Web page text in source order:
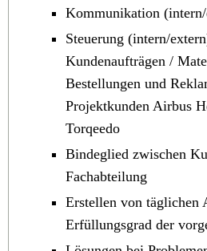
Kommunikation
Steuerung (intern/
Kundenaufträgen /
Bestellungen und
Projektkunden Airbus
Torqeedo
Bindeglied zwischen
Fachabteilung
Erstellen von täglichen
Erfüllungsgrad der